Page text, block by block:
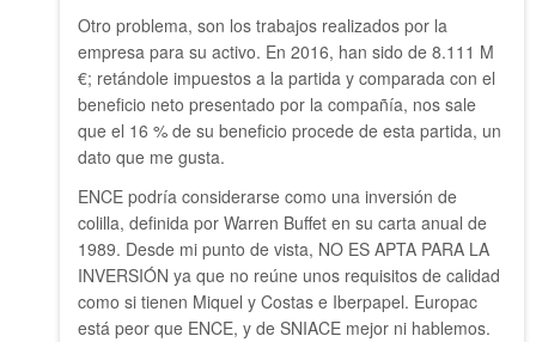
Otro problema, son los trabajos realizados por la
empresa para su activo. En 2016, han sido de 8.111 M
€; retándole impuestos a la partida y comparada con el
beneficio neto presentado por la compañía, nos sale
que el 16 % de su beneficio procede de esta partida, un
dato que me gusta.
ENCE podría considerarse como una inversión de
colilla, definida por Warren Buffet en su carta anual de
1989. Desde mi punto de vista, NO ES APTA PARA LA
INVERSIÓN ya que no reúne unos requisitos de calidad
como si tienen Miquel y Costas e Iberpapel. Europac
está peor que ENCE, y de SNIACE mejor ni hablemos.